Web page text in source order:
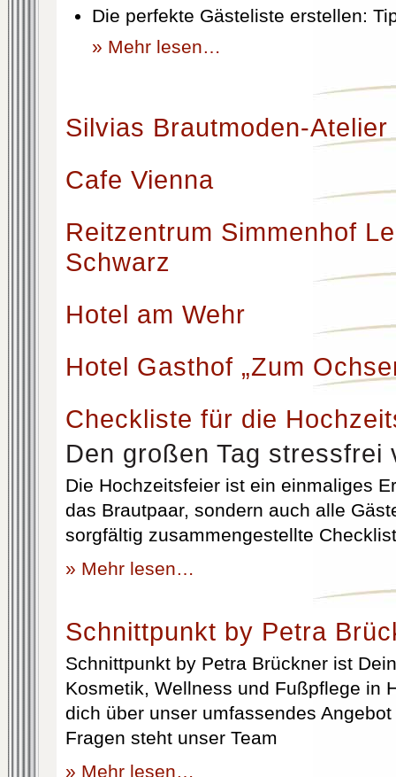
Die perfekte Gästeliste erstellen:
» Mehr lesen…
Silvias Brautmoden-Atelier
Cafe Vienna
Reitzentrum Simmenhof
Schwarz
Hotel am Wehr
Hotel Gasthof „Zum
Checkliste für die
Den großen Tag stressfrei
Die Hochzeitsfeier ist ein einmaliges
das Brautpaar, sondern auch alle
sorgfältig zusammengestellte
» Mehr lesen…
Schnittpunkt by Petra
Schnittpunkt by Petra Brückner ist
Kosmetik, Wellness und Fußpflege in
dich über unser umfassendes
Fragen steht unser Team
» Mehr lesen…